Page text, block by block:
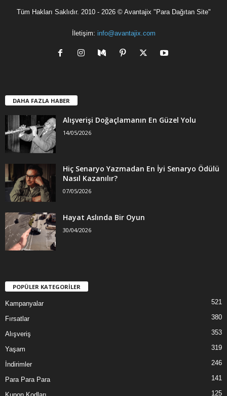
Tüm Hakları Saklıdır. 2010 - 2026 © Avantajix "Para Dağıtan Site"
İletişim: info@avantajix.com
DAHA FAZLA HABER
Alışverişi Doğaçlamanın En Güzel Yolu
14/05/2026
Hiç Senaryo Yazmadan En İyi Senaryo Ödülü
Nasıl Kazanılır?
07/05/2026
Hayat Aslında Bir Oyun
30/04/2026
POPÜLER KATEGORİLER
Kampanyalar 521
Fırsatlar 380
Alışveriş 353
Yaşam 319
İndirimler 246
Para Para Para 141
125